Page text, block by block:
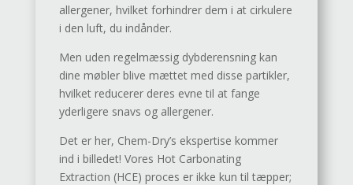
allergener, hvilket forhindrer dem i at cirkulere
i den luft, du indånder.
Men uden regelmæssig dybderensning kan
dine møbler blive mættet med disse partikler,
hvilket reducerer deres evne til at fange
yderligere snavs og allergener.
Det er her, Chem-Dry’s ekspertise kommer
ind i billedet! Vores Hot Carbonating
Extraction (HCE) proces er ikke kun til tæpper;